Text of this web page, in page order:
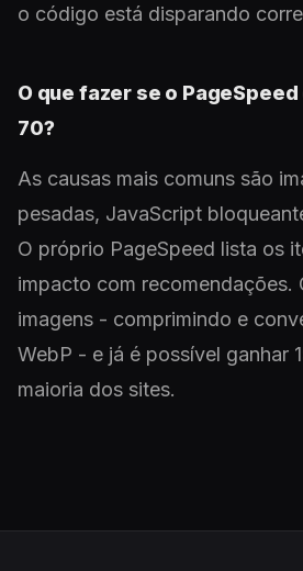
o código está disparando
O que fazer se o
70?
As causas mais comuns são
pesadas, JavaScript
O próprio PageSpeed lista os
impacto com recomendações.
imagens - comprimindo e
WebP - e já é possível ganhar
maioria dos sites.